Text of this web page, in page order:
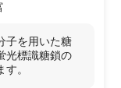
子を用いた糖
光標識糖鎖の
。